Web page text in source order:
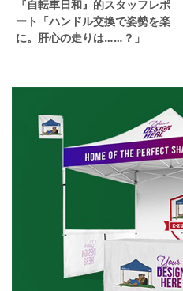
『自転車日和』的スタッフレポ
ート「ハンドル交換で姿勢を楽
に。肝心の走りは……？」